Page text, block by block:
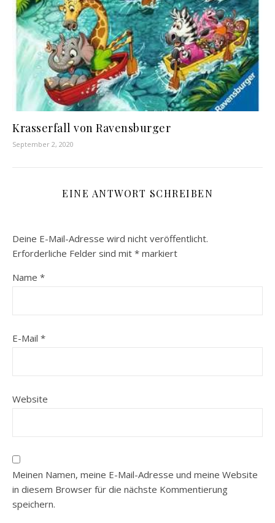
Krasserfall von Ravensburger
September 2, 2020
EINE ANTWORT SCHREIBEN
Deine E-Mail-Adresse wird nicht veröffentlicht.
Erforderliche Felder sind mit * markiert
Name *
E-Mail *
Website
Meinen Namen, meine E-Mail-Adresse und meine Website
in diesem Browser für die nächste Kommentierung
speichern.